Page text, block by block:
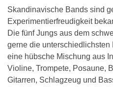
Skandinavische Bands sind
Experimentierfreudigkeit
Die fünf Jungs aus dem
gerne die unterschiedlichsten
eine hübsche Mischung aus
Violine, Trompete, Posaune,
Gitarren, Schlagzeug und